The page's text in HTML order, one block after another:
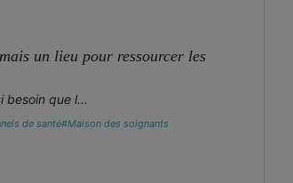
un lieu pour ressourcer les
besoin que l...
de santé#Maison des soignants